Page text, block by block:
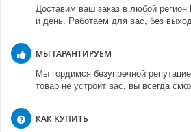
Доставим ваш заказ в любой
и день. Работаем для вас, без
МЫ ГАРАНТИРУЕМ
Мы гордимся безупречной
товар не устроит вас, вы всегда
КАК КУПИТЬ